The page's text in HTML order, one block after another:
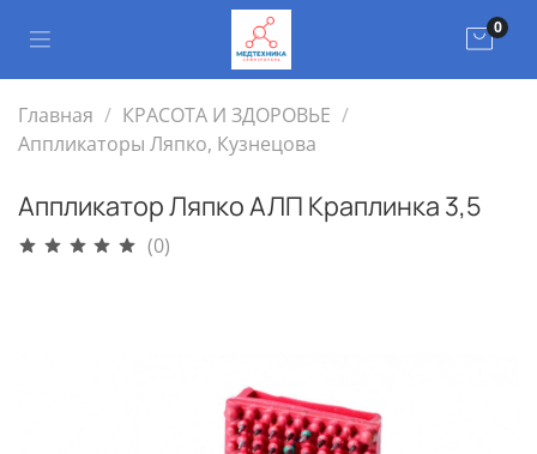
0
Главная
КРАСОТА И ЗДОРОВЬЕ
Аппликаторы Ляпко, Кузнецова
Аппликатор Ляпко АЛП Краплинка 3,5
(0)